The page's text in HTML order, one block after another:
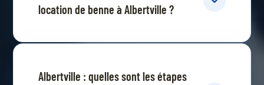
location de benne à Albertville ?
Albertville : quelles sont les étapes